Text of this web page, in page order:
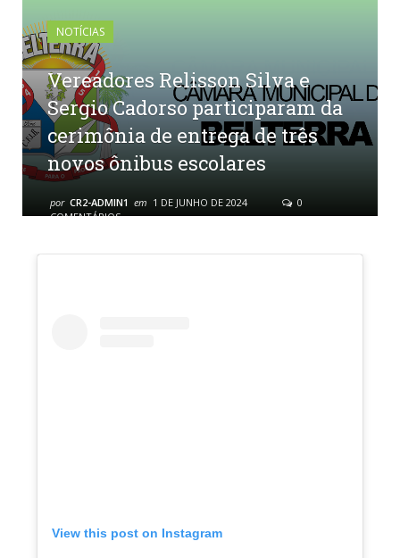
NOTÍCIAS
Vereadores Relisson Silva e
Sergio Cadorso participaram da
cerimônia de entrega de três
novos ônibus escolares
por CR2-ADMIN1 em 1 DE JUNHO DE 2024
0
COMENTÁRIOS
View this post on Instagram